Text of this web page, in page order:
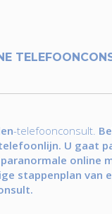
-telefoonconsult.
U gaat
online
stappenplan van